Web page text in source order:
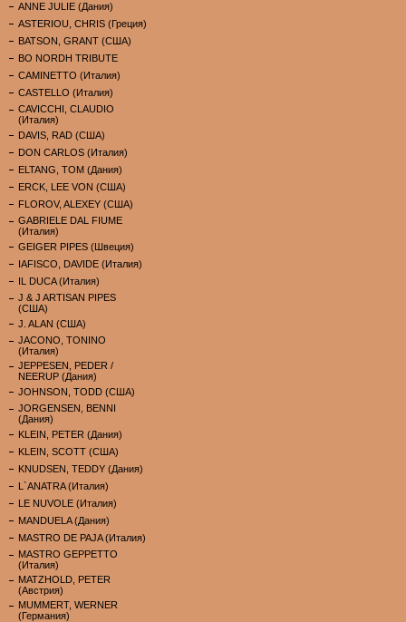
ANNE JULIE (Дания)
ASTERIOU, CHRIS (Греция)
BATSON, GRANT (США)
BO NORDH TRIBUTE
CAMINETTO (Италия)
CASTELLO (Италия)
CAVICCHI, CLAUDIO
(Италия)
DAVIS, RAD (США)
DON CARLOS (Италия)
ELTANG, TOM (Дания)
ERCK, LEE VON (США)
FLOROV, ALEXEY (США)
GABRIELE DAL FIUME
(Италия)
GEIGER PIPES (Швеция)
IAFISCO, DAVIDE (Италия)
IL DUCA (Италия)
J & J ARTISAN PIPES
(США)
J. ALAN (США)
JACONO, TONINO
(Италия)
JEPPESEN, PEDER /
NEERUP (Дания)
JOHNSON, TODD (США)
JORGENSEN, BENNI
(Дания)
KLEIN, PETER (Дания)
KLEIN, SCOTT (США)
KNUDSEN, TEDDY (Дания)
L`ANATRA (Италия)
LE NUVOLE (Италия)
MANDUELA (Дания)
MASTRO DE PAJA (Италия)
MASTRO GEPPETTO
(Италия)
MATZHOLD, PETER
(Австрия)
MUMMERT, WERNER
(Германия)